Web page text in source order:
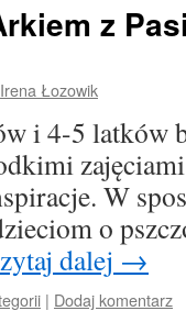
z
Irena Łozowik
i 4-5 latków
W
o
dalej →
| Dodaj komentarz